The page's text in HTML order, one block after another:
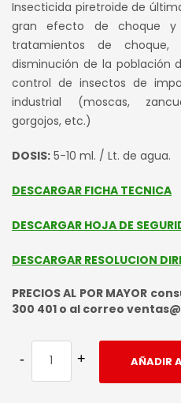
era:
S/
Insecticida piretroide de
gran efecto de choque y
tratamientos de
disminución de la población
control de insectos de
industrial (moscas,
gorgojos, etc.)
DOSIS: 5-10 ml. / Lt. de agua.
DESCARGAR FICHA TECNICA
DESCARGAR HOJA DE
DESCARGAR RESOLUCION
PRECIOS AL POR MAYOR
300 401 o al correo
AÑADIR